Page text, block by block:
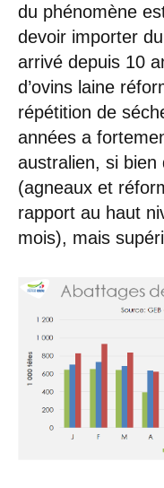
du phénomène
devoir importer
arrivé depuis 10
d’ovins laine
répétition de
années a
australien, si bien
(agneaux et
rapport au haut
mois), mais